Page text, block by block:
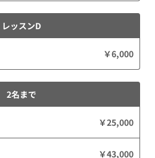
レッスンD
￥6,000
2名まで
￥25,000
￥43,000